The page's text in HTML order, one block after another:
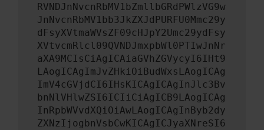
RVNDJnNvcnRbMV1bZmllbGRdPWlzVG9w
JnNvcnRbMV1bb3JkZXJdPURFU0Mmc29y
dFsyXVtmaWVsZF09cHJpY2Umc29ydFsy
XVtvcmRlcl09QVNDJmxpbWl0PTIwJnNr
aXA9MCIsCiAgICAiaGVhZGVycyI6IHt9
LAogICAgImJvZHkiOiBudWxsLAogICAg
ImV4cGVjdCI6IHsKICAgICAgInJlc3Bv
bnNlVHlwZSI6ICIiCiAgICB9LAogICAg
InRpbWVvdXQiOiAwLAogICAgInByb2dy
ZXNzIjogbnVsbCwKICAgICJyaXNreSI6